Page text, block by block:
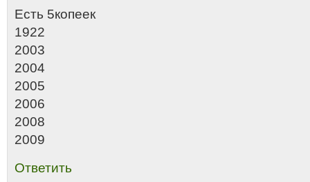
Есть 5копеек
1922
2003
2004
2005
2006
2008
2009
Ответить